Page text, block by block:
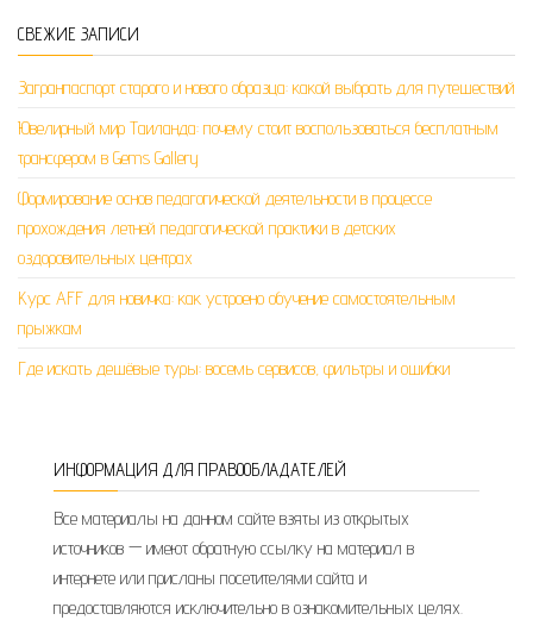
СВЕЖИЕ ЗАПИСИ
Загранпаспорт старого и нового образца: какой выбрать для путешествий
Ювелирный мир Таиланда: почему стоит воспользоваться бесплатным
трансфером в Gems Gallery
Формирование основ педагогической деятельности в процессе
прохождения летней педагогической практики в детских
оздоровительных центрах
Курс AFF для новичка: как устроено обучение самостоятельным
прыжкам
Где искать дешёвые туры: восемь сервисов, фильтры и ошибки
ИНФОРМАЦИЯ ДЛЯ ПРАВООБЛАДАТЕЛЕЙ
Все материалы на данном сайте взяты из открытых
источников — имеют обратную ссылку на материал в
интернете или присланы посетителями сайта и
предоставляются исключительно в ознакомительных целях.